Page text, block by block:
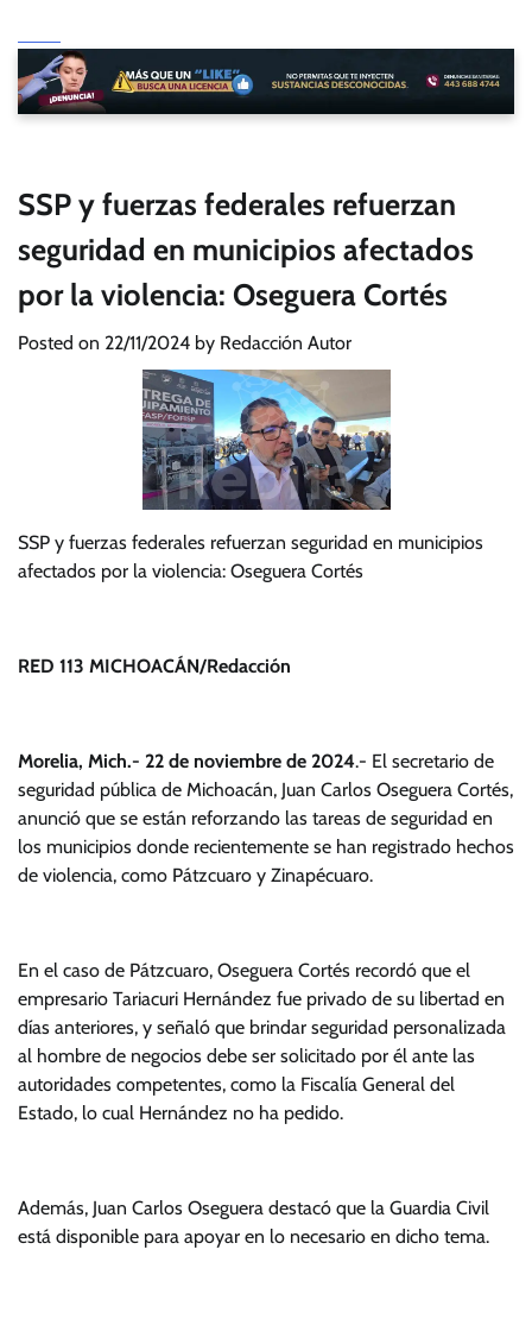
SSP y fuerzas federales refuerzan
seguridad en municipios afectados
por la violencia: Oseguera Cortés
Posted on 22/11/2024 by Redacción Autor
SSP y fuerzas federales refuerzan seguridad en municipios
afectados por la violencia: Oseguera Cortés
RED 113 MICHOACÁN/Redacción
Morelia, Mich.- 22 de noviembre de 2024.- El secretario de
seguridad pública de Michoacán, Juan Carlos Oseguera Cortés,
anunció que se están reforzando las tareas de seguridad en
los municipios donde recientemente se han registrado hechos
de violencia, como Pátzcuaro y Zinapécuaro.
En el caso de Pátzcuaro, Oseguera Cortés recordó que el
empresario Tariacuri Hernández fue privado de su libertad en
días anteriores, y señaló que brindar seguridad personalizada
al hombre de negocios debe ser solicitado por él ante las
autoridades competentes, como la Fiscalía General del
Estado, lo cual Hernández no ha pedido.
Además, Juan Carlos Oseguera destacó que la Guardia Civil
está disponible para apoyar en lo necesario en dicho tema.